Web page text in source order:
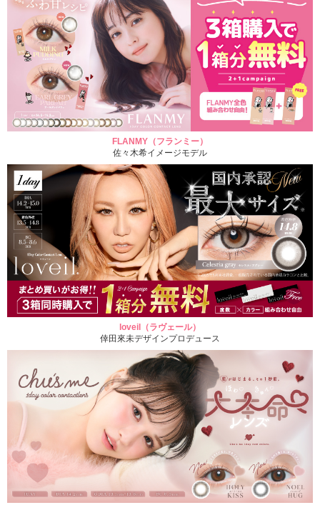
FLANMY（フランミー）
佐々木希イメージモデル
loveil（ラヴェール）
倖田來未デザインプロデュース